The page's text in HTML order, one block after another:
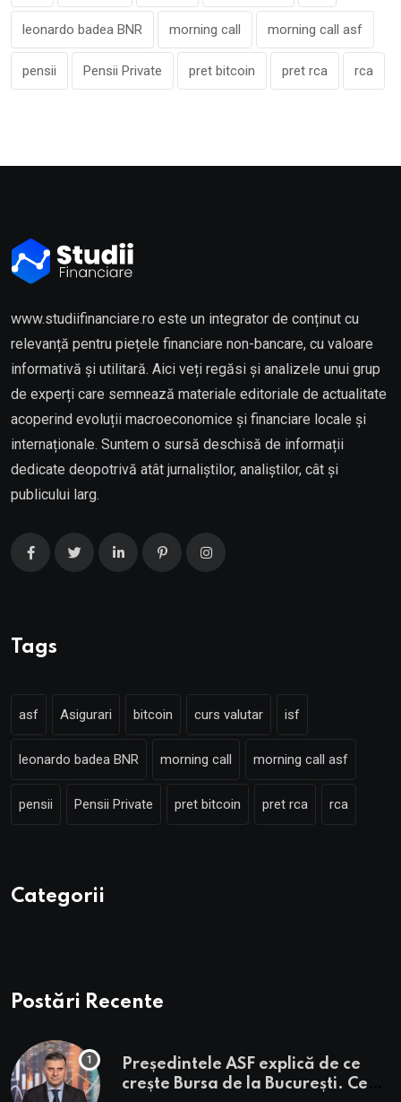
leonardo badea BNR morning call morning call asf
pensii Pensii Private pret bitcoin pret rca rca
www.studiifinanciare.ro este un integrator de conținut cu
relevanță pentru piețele financiare non-bancare, cu valoare
informativă și utilitară. Aici veți regăsi și analizele unui grup
de experți care semnează materiale editoriale de actualitate
acoperind evoluții macroeconomice și financiare locale și
internaționale. Suntem o sursă deschisă de informații
dedicate deopotrivă atât jurnaliștilor, analiștilor, cât și
publicului larg.
Tags
asf Asigurari bitcoin curs valutar isf
leonardo badea BNR morning call morning call asf
pensii Pensii Private pret bitcoin pret rca rca
Categorii
Postări Recente
Președintele ASF explică de ce
crește Bursa de la București. Ce